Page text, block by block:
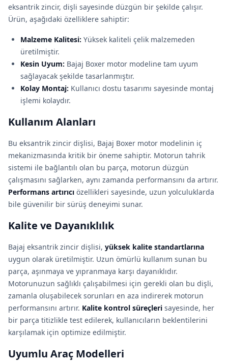
eksantrik zincir, dişli sayesinde düzgün bir şekilde çalışır.
Ürün, aşağıdaki özelliklere sahiptir:
Malzeme Kalitesi: Yüksek kaliteli çelik malzemeden
üretilmiştir.
Kesin Uyum: Bajaj Boxer motor modeline tam uyum
sağlayacak şekilde tasarlanmıştır.
Kolay Montaj: Kullanıcı dostu tasarımı sayesinde montaj
işlemi kolaydır.
Kullanım Alanları
Bu eksantrik zincir dişlisi, Bajaj Boxer motor modelinin iç
mekanizmasında kritik bir öneme sahiptir. Motorun tahrik
sistemi ile bağlantılı olan bu parça, motorun düzgün
çalışmasını sağlarken, aynı zamanda performansını da artırır.
Performans artırıcı özellikleri sayesinde, uzun yolculuklarda
bile güvenilir bir sürüş deneyimi sunar.
Kalite ve Dayanıklılık
Bajaj eksantrik zincir dişlisi, yüksek kalite standartlarına
uygun olarak üretilmiştir. Uzun ömürlü kullanım sunan bu
parça, aşınmaya ve yıpranmaya karşı dayanıklıdır.
Motorunuzun sağlıklı çalışabilmesi için gerekli olan bu dişli,
zamanla oluşabilecek sorunları en aza indirerek motorun
performansını artırır. Kalite kontrol süreçleri sayesinde, her
bir parça titizlikle test edilerek, kullanıcıların beklentilerini
karşılamak için optimize edilmiştir.
Uyumlu Araç Modelleri